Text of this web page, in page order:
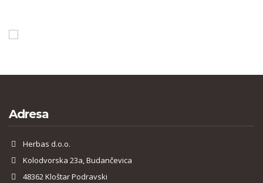
Adresa
Herbas d.o.o.
Kolodvorska 23a, Budančevica
48362 Kloštar Podravski